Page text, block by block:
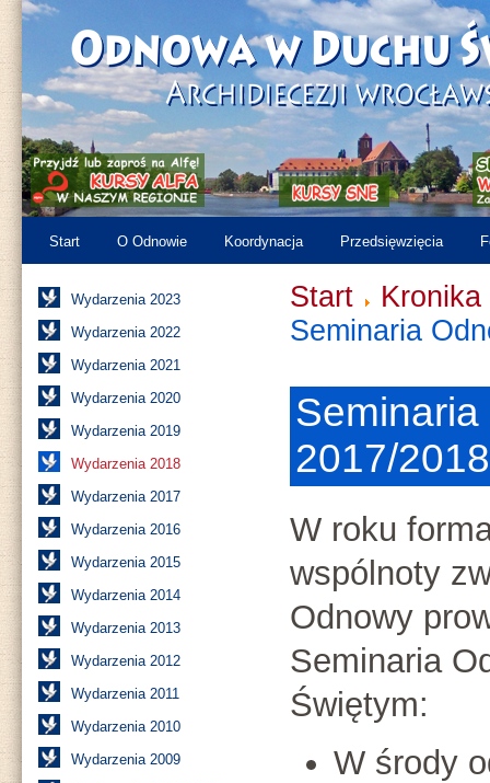
Start O Odnowie Koordynacja Przedsięwzięcia
Wydarzenia 2023
Wydarzenia 2022
Wydarzenia 2021
Wydarzenia 2020
Wydarzenia 2019
Wydarzenia 2018
Wydarzenia 2017
Wydarzenia 2016
Wydarzenia 2015
Wydarzenia 2014
Wydarzenia 2013
Wydarzenia 2012
Wydarzenia 2011
Wydarzenia 2010
Wydarzenia 2009
Start
Kronika
Seminaria
2017/2018
W roku
wspólnoty
Odnowy
Seminaria
Świętym:
W środy